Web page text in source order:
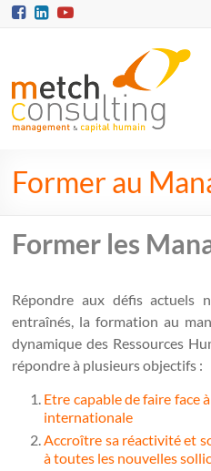
Former au
Former les
Répondre aux défis actuels
entraînés, la formation au
dynamique des Ressources
répondre à plusieurs objectifs :
Etre capable de faire face
internationale
Accroître sa réactivité et
à toutes les nouvelles